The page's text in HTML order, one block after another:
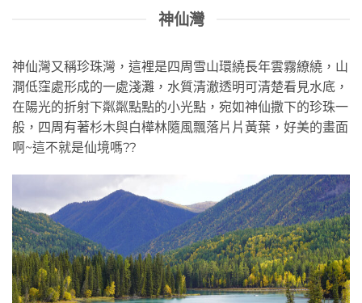
神仙灣
神仙灣又稱珍珠灣，這裡是四周雪山環繞長年雲霧繚繞，山
澗低窪處形成的一處淺灘，水質清澈透明可清楚看見水底，
在陽光的折射下粼粼點點的小光點，宛如神仙撒下的珍珠一
般，四周有著杉木與白樺林隨風飄落片片黃葉，好美的畫面
啊~這不就是仙境嗎??